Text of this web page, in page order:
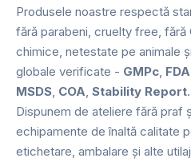
Produsele noastre respectă
fără parabeni, cruelty free, fără
chimice, netestate pe animale
globale verificate - GMPc, FDA
MSDS, COA, Stability Report.
Dispunem de ateliere fără praf
echipamente de înaltă calitate
etichetare, ambalare și alte